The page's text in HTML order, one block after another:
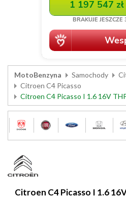
MotoBenzyna Samochody
Citroen C4 Picasso
Citroen C4 Picasso I 1.6 16V
Citroen C4 Picasso I 1.6